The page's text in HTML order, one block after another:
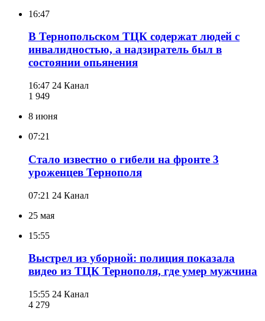
16:47
В Тернопольском ТЦК содержат людей с
инвалидностью, а надзиратель был в
состоянии опьянения
16:47 24 Канал
1 949
8 июня
07:21
Стало известно о гибели на фронте 3
уроженцев Тернополя
07:21 24 Канал
25 мая
15:55
Выстрел из уборной: полиция показала
видео из ТЦК Тернополя, где умер мужчина
15:55 24 Канал
4 279